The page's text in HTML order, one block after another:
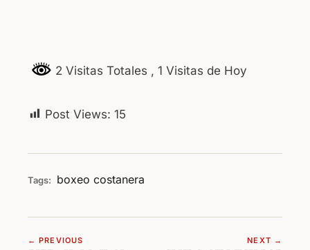
2 Visitas Totales , 1 Visitas de Hoy
Post Views: 15
Tags: boxeo costanera
← PREVIOUS NEXT →